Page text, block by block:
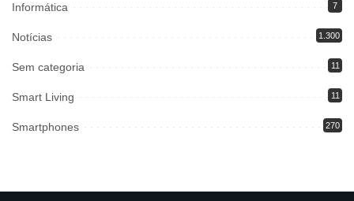
Informática 7
Notícias 1.300
Sem categoria 11
Smart Living 11
Smartphones 270